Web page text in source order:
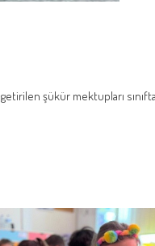
şükür mektupları sınıfta